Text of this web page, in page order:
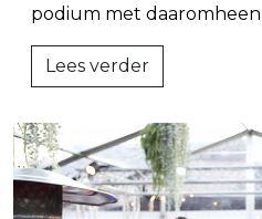
podium met
Lees verder